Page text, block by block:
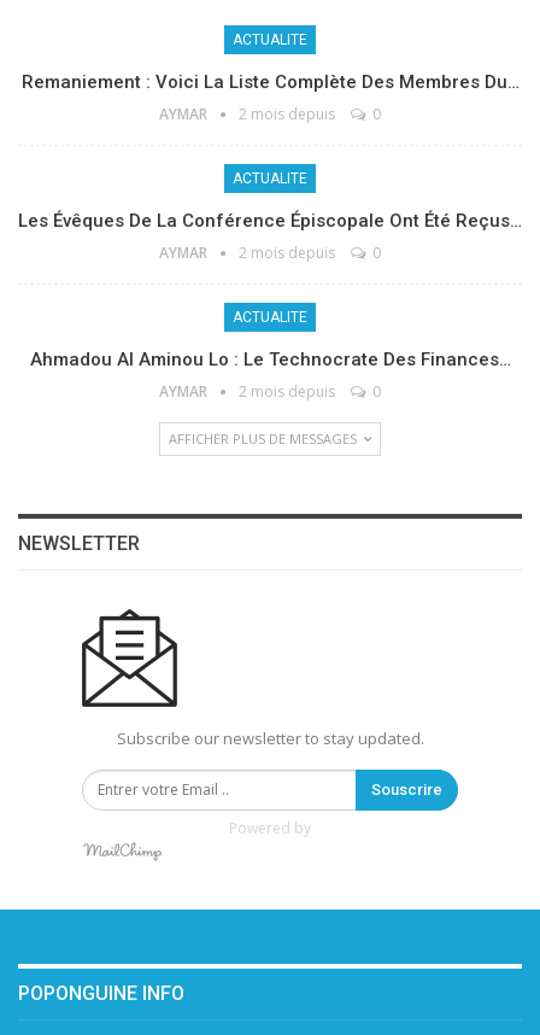
ACTUALITE
Remaniement : Voici La Liste Complète Des Membres Du…
AYMAR 2 mois depuis 0
ACTUALITE
Les Évêques De La Conférence Épiscopale Ont Été Reçus…
AYMAR 2 mois depuis 0
ACTUALITE
Ahmadou Al Aminou Lo : Le Technocrate Des Finances…
AYMAR 2 mois depuis 0
AFFICHER PLUS DE MESSAGES
NEWSLETTER
Subscribe our newsletter to stay updated.
Souscrire
Powered by
POPONGUINE INFO